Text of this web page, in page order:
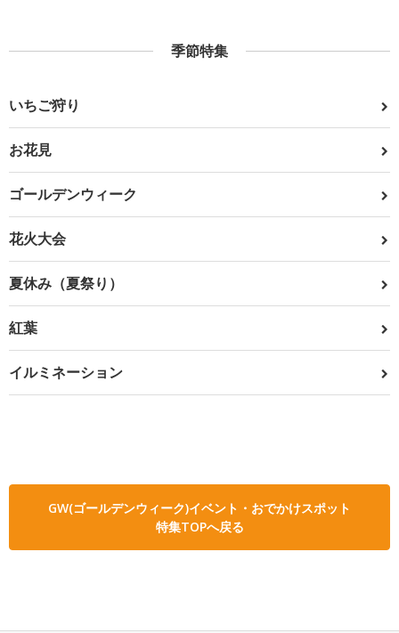
季節特集
いちご狩り
お花見
ゴールデンウィーク
花火大会
夏休み（夏祭り）
紅葉
イルミネーション
GW(ゴールデンウィーク)イベント・おでかけスポット
特集TOPへ戻る